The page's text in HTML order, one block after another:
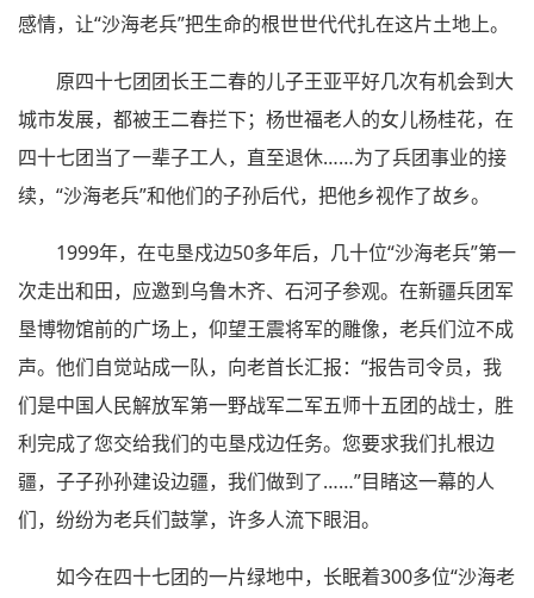
感情，让“沙海老兵”把生命的根世世代代扎在这片土地上。
原四十七团团长王二春的儿子王亚平好几次有机会到大
城市发展，都被王二春拦下；杨世福老人的女儿杨桂花，在
四十七团当了一辈子工人，直至退休……为了兵团事业的接
续，“沙海老兵”和他们的子孙后代，把他乡视作了故乡。
1999年，在屯垦戍边50多年后，几十位“沙海老兵”第一
次走出和田，应邀到乌鲁木齐、石河子参观。在新疆兵团军
垦博物馆前的广场上，仰望王震将军的雕像，老兵们泣不成
声。他们自觉站成一队，向老首长汇报：“报告司令员，我
们是中国人民解放军第一野战军二军五师十五团的战士，胜
利完成了您交给我们的屯垦戍边任务。您要求我们扎根边
疆，子子孙孙建设边疆，我们做到了……”目睹这一幕的人
们，纷纷为老兵们鼓掌，许多人流下眼泪。
如今在四十七团的一片绿地中，长眠着300多位“沙海老